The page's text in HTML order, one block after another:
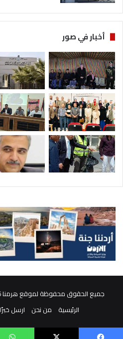
أخبار في صور
جميع الحقوق محفوظة لموقع هرمنا 2026 | مدعوم بواسطة
الرئيسية
من نحن ارسل خبرًا